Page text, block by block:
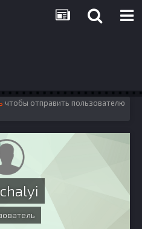
чтобы отправить пользователю